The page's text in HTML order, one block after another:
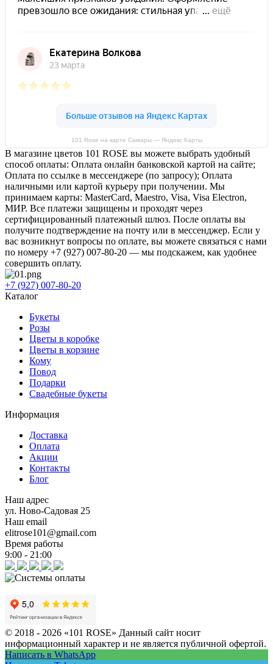
101 Rose на карте Самары — Яндекс Карты
В магазине цветов 101 ROSE вы можете выбрать удобный
способ оплаты: Оплата онлайн банковской картой на сайте;
Оплата по ссылке в мессенджере (по запросу); Оплата
наличными или картой курьеру при получении. Мы
принимаем карты: MasterCard, Maestro, Visa, Visa Electron,
МИР. Все платежи защищены и проходят через
сертифицированный платежный шлюз. После оплаты вы
получите подтверждение на почту или в мессенджер. Если у
вас возникнут вопросы по оплате, вы можете связаться с нами
по номеру +7 (927) 007-80-20 — мы подскажем, как удобнее
совершить оплату.
+7 (927) 007-80-20
Каталог
Букеты
Розы
Цветы в коробке
Цветы в корзине
Кому
Повод
Подарки
Свадебные букеты
Информация
Доставка
Оплата
Акции
Контакты
Блог
Наш адрес
ул. Ново-Садовая 25
Наш email
elitrose101@gmail.com
Время работы
9:00 - 21:00
© 2018 - 2026 «101 ROSE» Данный сайт носит
информационный характер и не является публичной офертой.
Написать в WhatsApp